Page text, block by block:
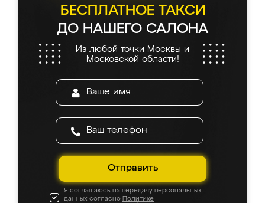
БЕСПЛАТНОЕ ТАКСИ
ДО НАШЕГО САЛОНА
Из любой точки Москвы и
Московской области!
Отправить
Я соглашаюсь на передачу персональных
данных согласно Политике